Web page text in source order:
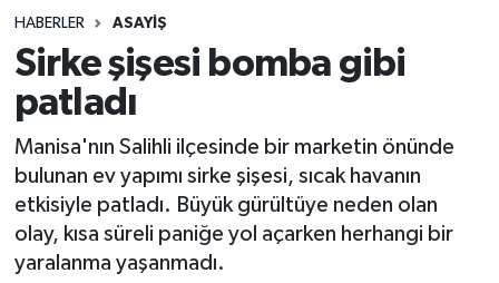
HABERLER ASAYIŞ
Sirke şişesi bomba gibi
patladı
Manisa'nın Salihli ilçesinde bir marketin önünde
bulunan ev yapımı sirke şişesi, sıcak havanın
etkisiyle patladı. Büyük gürültüye neden olan
olay, kısa süreli paniğe yol açarken herhangi bir
yaralanma yaşanmadı.
Spor
Teknoloji
Yaşam